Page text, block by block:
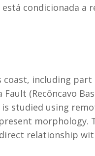
condicionada a
coast, including
(Recôncavo
studied using
morphology.
relationship